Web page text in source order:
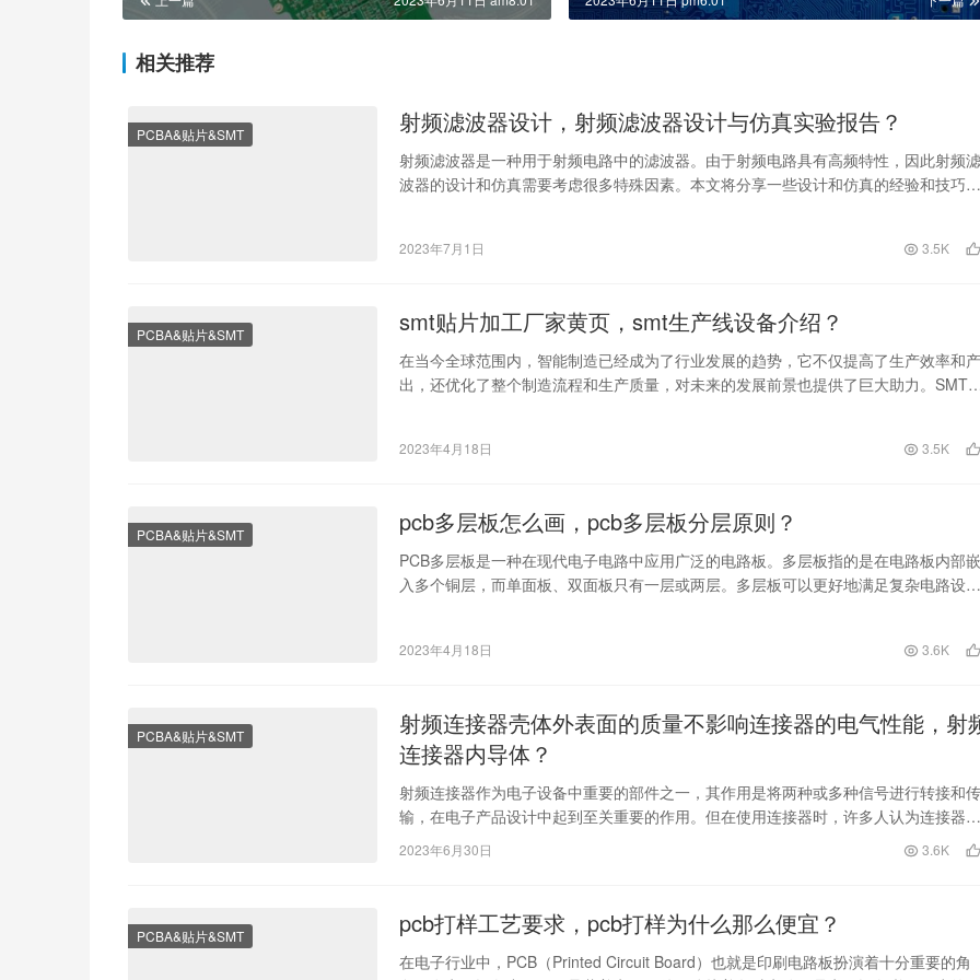
相关推荐
PCBA&贴片&SMT 射频滤波器设计，射频滤波器设计与仿真实验报告？
射频滤波器是一种用于射频电路中的滤波器。由于射频电路具有高频特性，因此射频滤
波器的设计和仿真需要考虑很多特殊因素。本文将分享一些设计和仿真的经验和技巧，
2023年7月1日 3.5K
PCBA&贴片&SMT smt贴片加工厂家黄页，smt生产线设备介绍？
在当今全球范围内，智能制造已经成为了行业发展的趋势，它不仅提高了生产效率和产
出，还优化了整个制造流程和生产质量，对未来的发展前景也提供了巨大助力。SMT
2023年4月18日 3.5K
PCBA&贴片&SMT pcb多层板怎么画，pcb多层板分层原则？
PCB多层板是一种在现代电子电路中应用广泛的电路板。多层板指的是在电路板内部嵌
入多个铜层，而单面板、双面板只有一层或两层。多层板可以更好地满足复杂电路设计
2023年4月18日 3.6K
PCBA&贴片&SMT
射频连接器壳体外表面的质量不影响连接器的电气性能，射
连接器内导体？
射频连接器作为电子设备中重要的部件之一，其作用是将两种或多种信号进行转接和传
输，在电子产品设计中起到至关重要的作用。但在使用连接器时，许多人认为连接器壳
体的外观质量会影响连接器的电…
2023年6月30日 3.6K
PCBA&贴片&SMT pcb打样工艺要求，pcb打样为什么那么便宜？
在电子行业中，PCB（Printed Circuit Board）也就是印刷电路板扮演着十分重要的角